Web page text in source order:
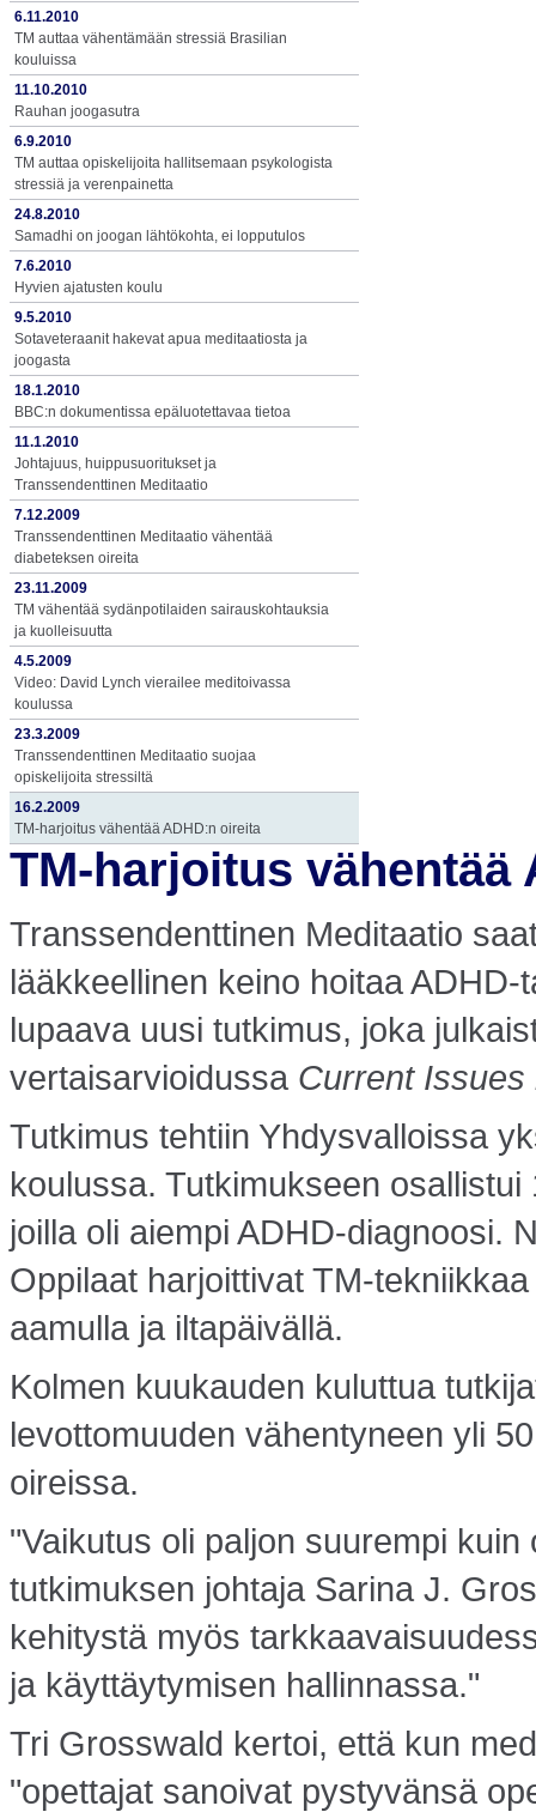
6.11.2010
TM auttaa vähentämään stressiä Brasilian
kouluissa
11.10.2010
Rauhan joogasutra
6.9.2010
TM auttaa opiskelijoita hallitsemaan psykologista
stressiä ja verenpainetta
24.8.2010
Samadhi on joogan lähtökohta, ei lopputulos
7.6.2010
Hyvien ajatusten koulu
9.5.2010
Sotaveteraanit hakevat apua meditaatiosta ja
joogasta
18.1.2010
BBC:n dokumentissa epäluotettavaa tietoa
11.1.2010
Johtajuus, huippusuoritukset ja
Transsendenttinen Meditaatio
7.12.2009
Transsendenttinen Meditaatio vähentää
diabeteksen oireita
23.11.2009
TM vähentää sydänpotilaiden sairauskohtauksia
ja kuolleisuutta
4.5.2009
Video: David Lynch vierailee meditoivassa
koulussa
23.3.2009
Transsendenttinen Meditaatio suojaa
opiskelijoita stressiltä
16.2.2009
TM-harjoitus vähentää ADHD:n oireita
TM-harjoitus vähentää
Transsendenttinen Meditaatio
lääkkeellinen keino hoitaa
lupaava uusi tutkimus, joka
vertaisarvioidussa Current Issues
Tutkimus tehtiin Yhdysvalloissa
koulussa. Tutkimukseen
joilla oli aiempi ADHD-diagnoosi.
Oppilaat harjoittivat TM-
aamulla ja iltapäivällä.
Kolmen kuukauden kuluttua
levottomuuden vähentyneen yli
oireissa.
"Vaikutus oli paljon suurempi
tutkimuksen johtaja Sarina J.
kehitystä myös
ja käyttäytymisen hallinnassa."
Tri Grosswald kertoi, että kun
"opettajat sanoivat pystyvänsä